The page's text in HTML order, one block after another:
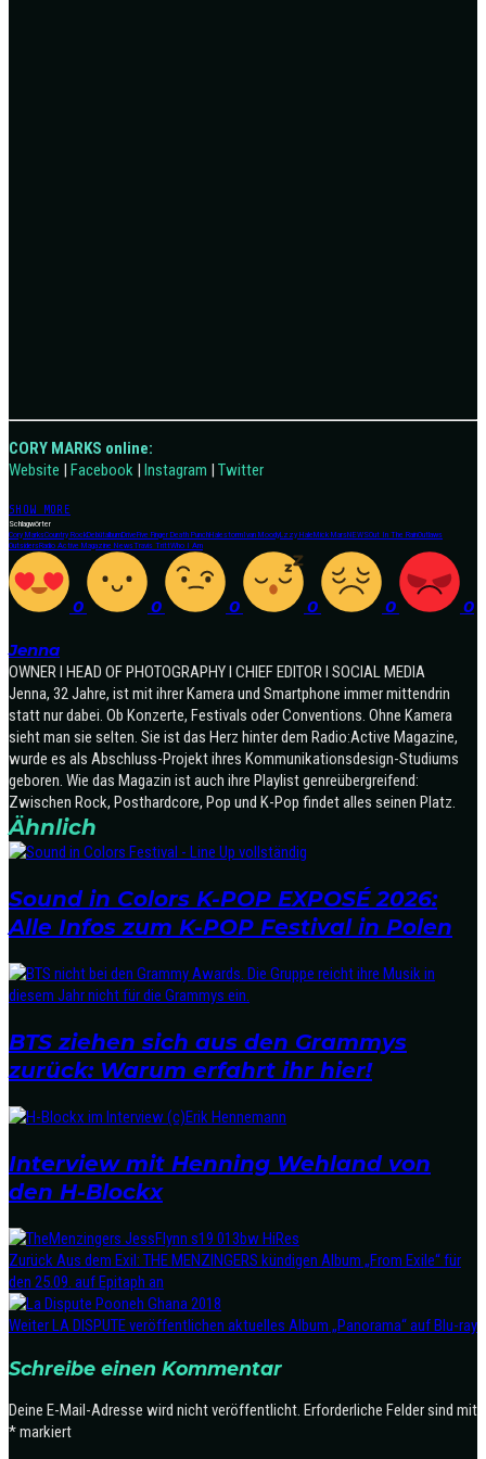
CORY MARKS online:
Website
Facebook Instagram Twitter
SHOW MORE
Schlagwörter
Cory MarksCountry RockDebütalbumDriveFive Finger Death PunchHalestormIvan MoodyLzzy HaleMick MarsNEWSOut In The RainOutlaws
OutsidersRadio Active Magazine NewsTravis TrittWho I Am
0 0 0 0 0 0
Jenna
OWNER I HEAD OF PHOTOGRAPHY I CHIEF EDITOR I SOCIAL MEDIA
Jenna, 32 Jahre, ist mit ihrer Kamera und Smartphone immer mittendrin
statt nur dabei. Ob Konzerte, Festivals oder Conventions. Ohne Kamera
sieht man sie selten. Sie ist das Herz hinter dem Radio:Active Magazine,
wurde es als Abschluss-Projekt ihres Kommunikationsdesign-Studiums
geboren. Wie das Magazin ist auch ihre Playlist genreübergreifend:
Zwischen Rock, Posthardcore, Pop und K-Pop findet alles seinen Platz.
Ähnlich
Sound in Colors K-POP EXPOSÉ 2026:
Alle Infos zum K-POP Festival in Polen
BTS ziehen sich aus den Grammys
zurück: Warum erfahrt ihr hier!
Interview mit Henning Wehland von
den H-Blockx
ZurückAus dem Exil: THE MENZINGERS kündigen Album „From Exile“ für
den 25.09. auf Epitaph an
Weiter LA DISPUTE veröffentlichen aktuelles Album „Panorama“ auf Blu-ray
Schreibe einen Kommentar
Deine E-Mail-Adresse wird nicht veröffentlicht. Erforderliche Felder sind mit
*markiert